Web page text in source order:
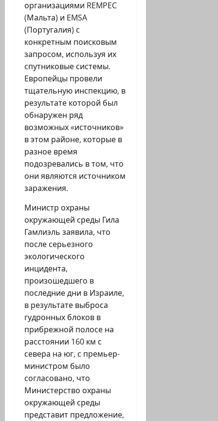
организациями REMPEC
(Мальта) и EMSA
(Португалия) с
конкретным поисковым
запросом, используя их
спутниковые системы.
Европейцы провели
тщательную инспекцию, в
результате которой был
обнаружен ряд
возможных «источников»
в этом районе, которые в
разное время
подозревались в том, что
они являются источником
заражения.
Министр охраны
окружающей среды Гила
Гамлиэль заявила, что
после серьезного
экологического
инцидента,
произошедшего в
последние дни в Израиле,
в результате выброса
гудронных блоков в
прибрежной полосе на
расстоянии 160 км с
севера на юг, с премьер-
министром было
согласовано, что
Министерство охраны
окружающей среды
представит предложение,